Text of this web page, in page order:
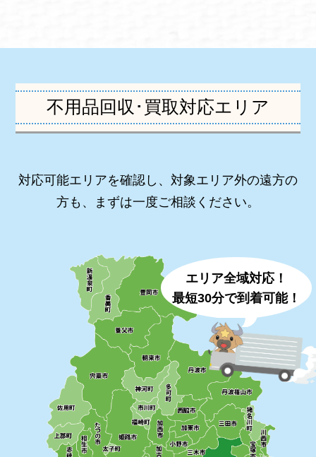
不用品回収･買取対応エリア
対応可能エリアを確認し、対象エリア外の遠方の
方も、まずは一度ご相談ください。
エリア全域対応！
最短30分で到着可能！